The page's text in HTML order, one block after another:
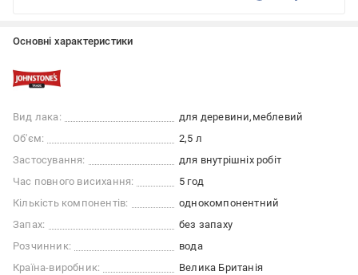
Основні характеристики
Вид лака: для деревини меблевий
Об'єм:
2,5 л
Застосування:
для внутрішніх робіт
Час повного висихання:
5 год
Кількість компонентів:
однокомпонентний
Запах:
без запаху
Розчинник:
вода
Країна-виробник:
Велика Британія